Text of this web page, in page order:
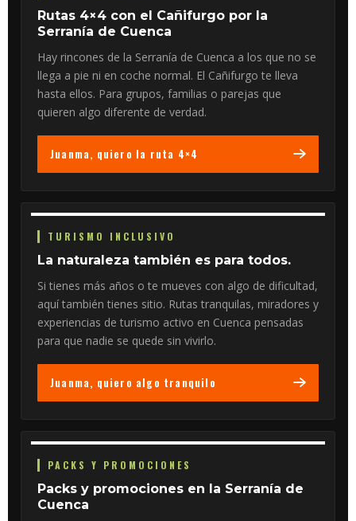
Rutas 4×4 con el Cañifurgo por la
Serranía de Cuenca
Hay rincones de la Serranía de Cuenca a los que no se
llega a pie ni en coche normal. El Cañifurgo te lleva
hasta ellos. Para grupos, familias o parejas que
quieren algo diferente de verdad.
Juanma, quiero la ruta 4×4
TURISMO INCLUSIVO
La naturaleza también es para todos.
Si tienes más años o te mueves con algo de dificultad,
aquí también tienes sitio. Rutas tranquilas, miradores y
experiencias de turismo activo en Cuenca pensadas
para que nadie se quede sin vivirlo.
Juanma, quiero algo tranquilo
PACKS Y PROMOCIONES
Packs y promociones en la Serranía de
Cuenca